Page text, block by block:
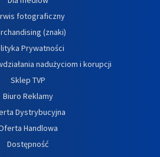
fotograficzny
(znaki)
Prywatności
nadużyciom i korupcji
Sklep TVP
Biuro Reklamy
Dystrybucyjna
Handlowa
Dostępność